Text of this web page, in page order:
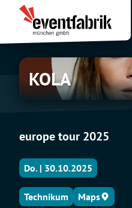
Inhalt
springen
Eventfabrik
München
KOLA
KOLA
europe tour 2025
Do. | 30.10.2025
Technikum Maps